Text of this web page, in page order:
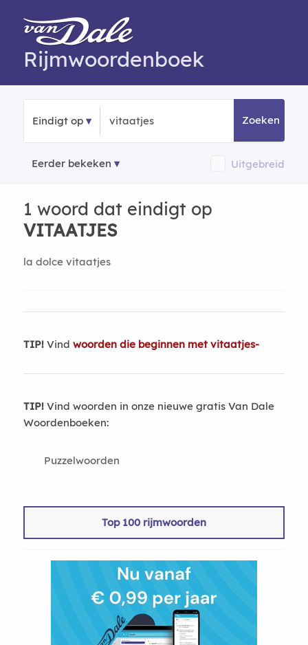
Rijmwoordenboek
Eindigt op Zoeken
Eerder bekeken Uitgebreid
1 woord dat eindigt op
VITAATJES
la dolce vitaatjes
TIP!Vind woorden die beginnen met vitaatjes-
TIP!Vind woorden in onze nieuwe gratis Van Dale
Woordenboeken:
Puzzelwoorden
Top 100 rijmwoorden